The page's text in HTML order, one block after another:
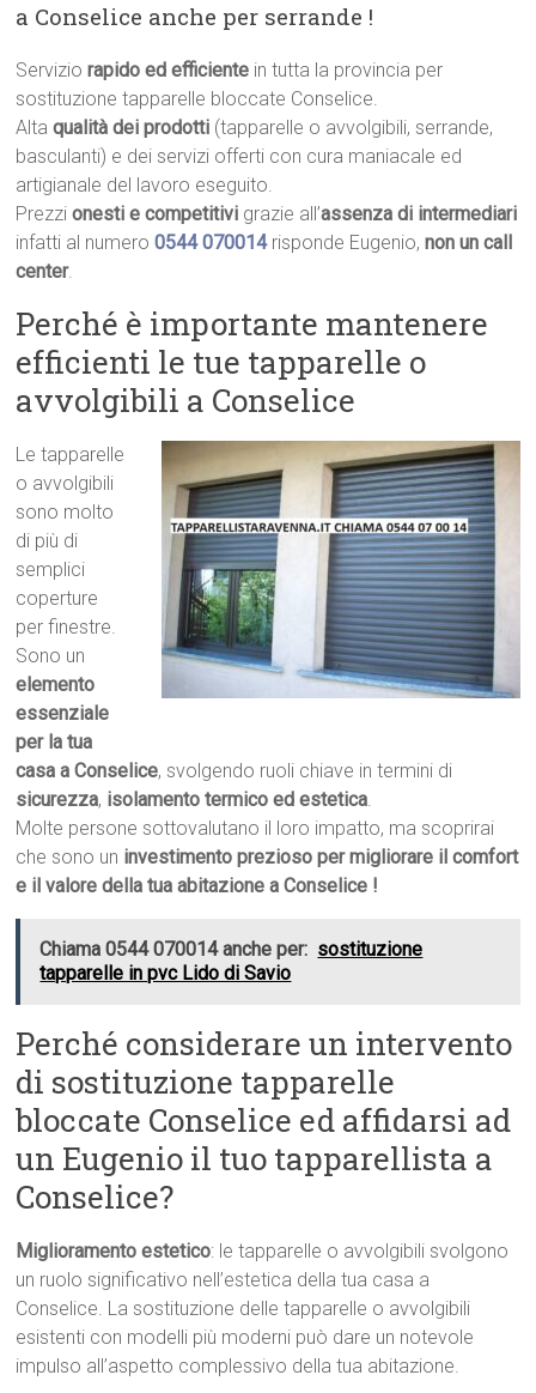
a Conselice anche per serrande !
Serviziorapido ed efficiente in tutta la provincia per
sostituzione tapparelle bloccate Conselice.
Altaqualità dei prodotti (tapparelle o avvolgibili, serrande,
basculanti) e dei servizi offerti con cura maniacale ed
artigianale del lavoro eseguito.
Prezzionesti e competitivi grazie all’assenza di intermediari
infatti al numero0544 070014 risponde Eugenio,non un call
center.
Perché è importante mantenere
efficienti le tue tapparelle o
avvolgibili a Conselice
Le tapparelle
o avvolgibili
sono molto
di più di
semplici
coperture
per finestre.
Sono un
elemento
essenziale
per la tua
casa a Conselice, svolgendo ruoli chiave in termini di
sicurezza, isolamento termico ed estetica.
Molte persone sottovalutano il loro impatto, ma scoprirai
che sono un investimento prezioso per migliorare il comfort
e il valore della tua abitazione a Conselice !
Chiama 0544 070014 anche per: sostituzione
tapparelle in pvc Lido di Savio
Perché considerare un intervento
di sostituzione tapparelle
bloccate Conselice ed affidarsi ad
un Eugenio il tuo tapparellista a
Conselice?
Miglioramento estetico: le tapparelle o avvolgibili svolgono
un ruolo significativo nell’estetica della tua casa a
Conselice. La sostituzione delle tapparelle o avvolgibili
esistenti con modelli più moderni può dare un notevole
impulso all’aspetto complessivo della tua abitazione.